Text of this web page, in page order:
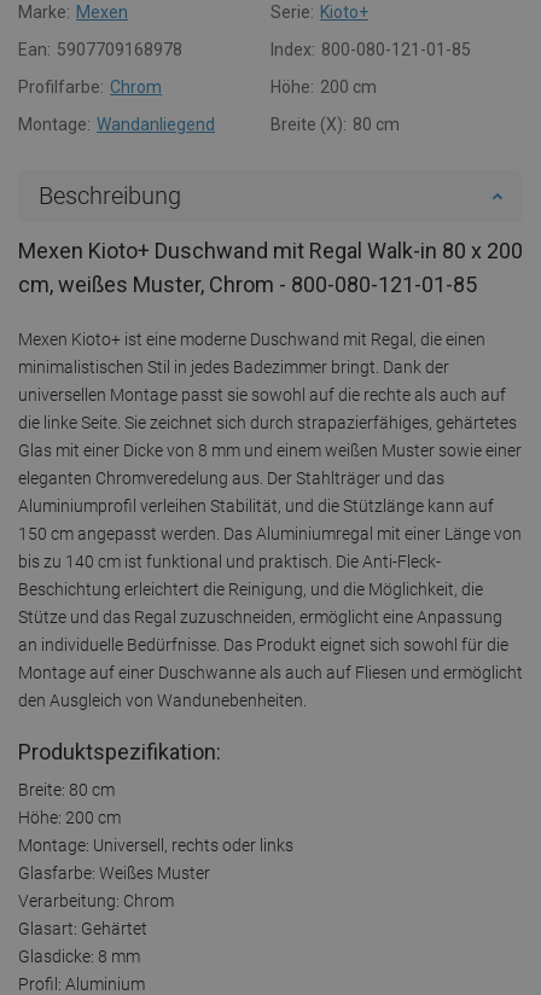
Marke: Mexen Serie: Kioto+
Ean: 5907709168978 Index: 800-080-121-01-85
Profilfarbe: Chrom Höhe: 200 cm
Montage: Wandanliegend Breite (X): 80 cm
Beschreibung
Mexen Kioto+ Duschwand mit Regal Walk-in 80 x 200
cm, weißes Muster, Chrom - 800-080-121-01-85
Mexen Kioto+ ist eine moderne Duschwand mit Regal, die einen
minimalistischen Stil in jedes Badezimmer bringt. Dank der
universellen Montage passt sie sowohl auf die rechte als auch auf
die linke Seite. Sie zeichnet sich durch strapazierfähiges, gehärtetes
Glas mit einer Dicke von 8 mm und einem weißen Muster sowie einer
eleganten Chromveredelung aus. Der Stahlträger und das
Aluminiumprofil verleihen Stabilität, und die Stützlänge kann auf
150 cm angepasst werden. Das Aluminiumregal mit einer Länge von
bis zu 140 cm ist funktional und praktisch. Die Anti-Fleck-
Beschichtung erleichtert die Reinigung, und die Möglichkeit, die
Stütze und das Regal zuzuschneiden, ermöglicht eine Anpassung
an individuelle Bedürfnisse. Das Produkt eignet sich sowohl für die
Montage auf einer Duschwanne als auch auf Fliesen und ermöglicht
den Ausgleich von Wandunebenheiten.
Produktspezifikation:
Breite: 80 cm
Höhe: 200 cm
Montage: Universell, rechts oder links
Glasfarbe: Weißes Muster
Verarbeitung: Chrom
Glasart: Gehärtet
Glasdicke: 8 mm
Profil: Aluminium